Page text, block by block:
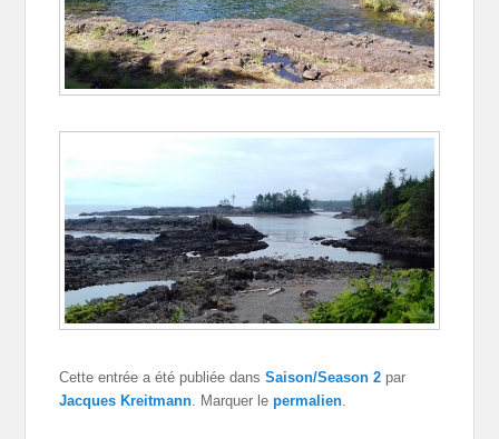
Cette entrée a été publiée dansSaison/Season 2 par
Jacques Kreitmann . Marquer lepermalien